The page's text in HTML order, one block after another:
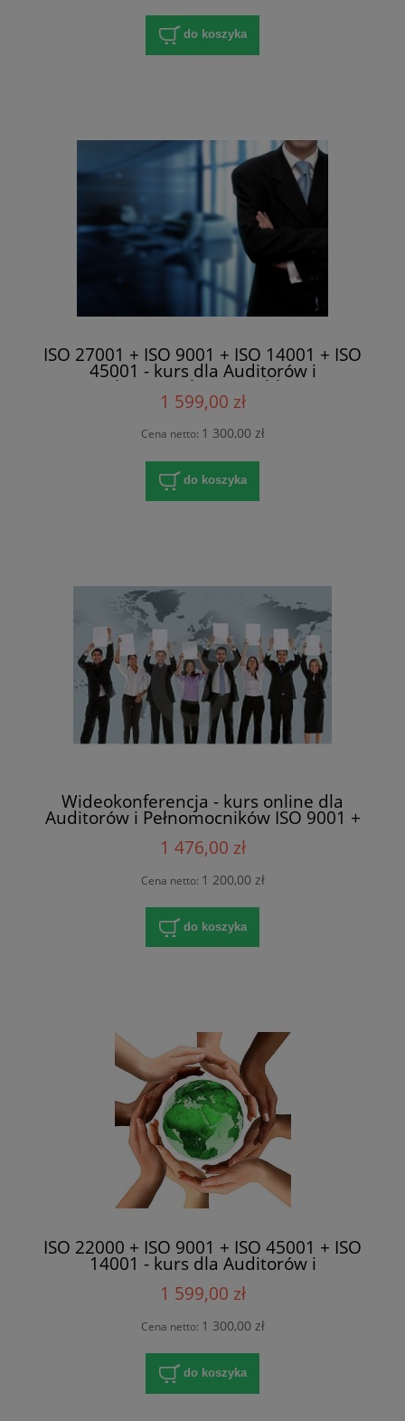
do koszyka
ISO 27001 + ISO 9001 + ISO 14001 + ISO
45001 - kurs dla Auditorów i
Pełnomocników w Lublinie
1 599,00 zł
Cena netto: 1 300,00 zł
do koszyka
Wideokonferencja - kurs online dla
Auditorów i Pełnomocników ISO 9001 +
1 476,00 zł
Cena netto: 1 200,00 zł
do koszyka
ISO 22000 + ISO 9001 + ISO 45001 + ISO
14001 - kurs dla Auditorów i
1 599,00 zł
Cena netto: 1 300,00 zł
do koszyka